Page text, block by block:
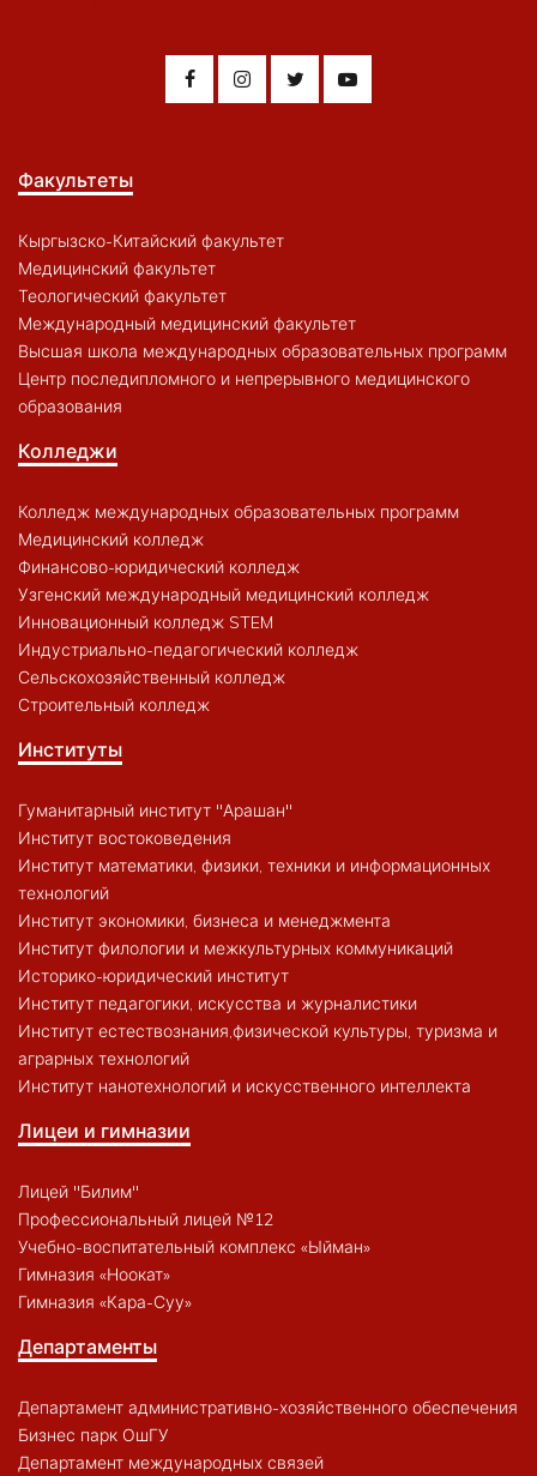
Факультеты
Кыргызско-Китайский факультет
Медицинский факультет
Теологический факультет
Международный медицинский факультет
Высшая школа международных образовательных программ
Центр последипломного и непрерывного медицинского
образования
Колледжи
Колледж международных образовательных программ
Медицинский колледж
Финансово-юридический колледж
Узгенский международный медицинский колледж
Инновационный колледж STEM
Индустриально-педагогический колледж
Сельскохозяйственный колледж
Строительный колледж
Институты
Гуманитарный институт "Арашан"
Институт востоковедения
Институт математики, физики, техники и информационных
технологий
Институт экономики, бизнеса и менеджмента
Институт филологии и межкультурных коммуникаций
Историко-юридический институт
Институт педагогики, искусства и журналистики
Институт естествознания,физической культуры, туризма и
аграрных технологий
Институт нанотехнологий и искусственного интеллекта
Лицеи и гимназии
Лицей "Билим"
Профессиональный лицей №12
Учебно-воспитательный комплекс «Ыйман»
Гимназия «Ноокат»
Гимназия «Кара-Суу»
Департаменты
Департамент административно-хозяйственного обеспечения
Бизнес парк ОшГУ
Департамент международных связей